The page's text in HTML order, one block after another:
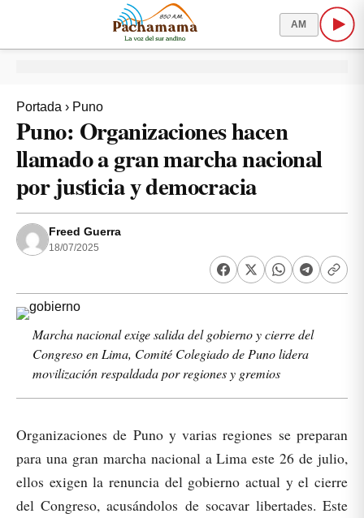
AM
Portada › Puno
Puno: Organizaciones hacen
llamado a gran marcha nacional
por justicia y democracia
Freed Guerra
18/07/2025
Marcha nacional exige salida del gobierno y cierre del
Congreso en Lima, Comité Colegiado de Puno lidera
movilización respaldada por regiones y gremios
Organizaciones de Puno y varias regiones se preparan
para una gran marcha nacional a Lima este 26 de julio,
ellos exigen la renuncia del gobierno actual y el cierre
del Congreso, acusándolos de socavar libertades. Este